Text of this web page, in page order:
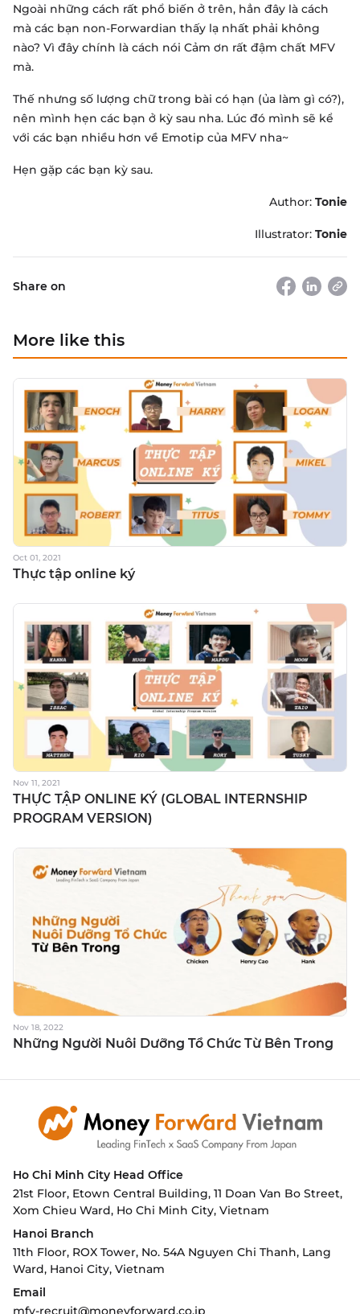
Share on
Ngoài những cách rất phổ biến ở trên, hẳn đây là cách
mà các bạn non-Forwardian thấy lạ nhất phải không
nào? Vì đây chính là cách nói Cảm ơn rất đậm chất MFV
mà.
Thế nhưng số lượng chữ trong bài có hạn (ủa làm gì có?),
nên mình hẹn các bạn ở kỳ sau nha. Lúc đó mình sẽ kể
với các bạn nhiều hơn về Emotip của MFV nha~
Hẹn gặp các bạn kỳ sau.
Author: Tonie
Illustrator: Tonie
More like this
Oct 01, 2021
Thực tập online ký
Nov 11, 2021
THỰC TẬP ONLINE KÝ (GLOBAL INTERNSHIP
PROGRAM VERSION)
Nov 18, 2022
Những Người Nuôi Dưỡng Tổ Chức Từ Bên Trong
Ho Chi Minh City Head Office
21st Floor, Etown Central Building, 11 Doan Van Bo Street,
Xom Chieu Ward, Ho Chi Minh City, Vietnam
Hanoi Branch
11th Floor, ROX Tower, No. 54A Nguyen Chi Thanh, Lang
Ward, Hanoi City, Vietnam
Email